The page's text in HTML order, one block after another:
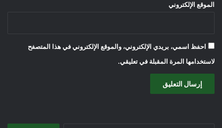
الموقع الإلكتروني
احفظ اسمي، بريدي الإلكتروني، والموقع الإلكتروني في هذا المتصفح
لاستخدامها المرة المقبلة في تعليقي.